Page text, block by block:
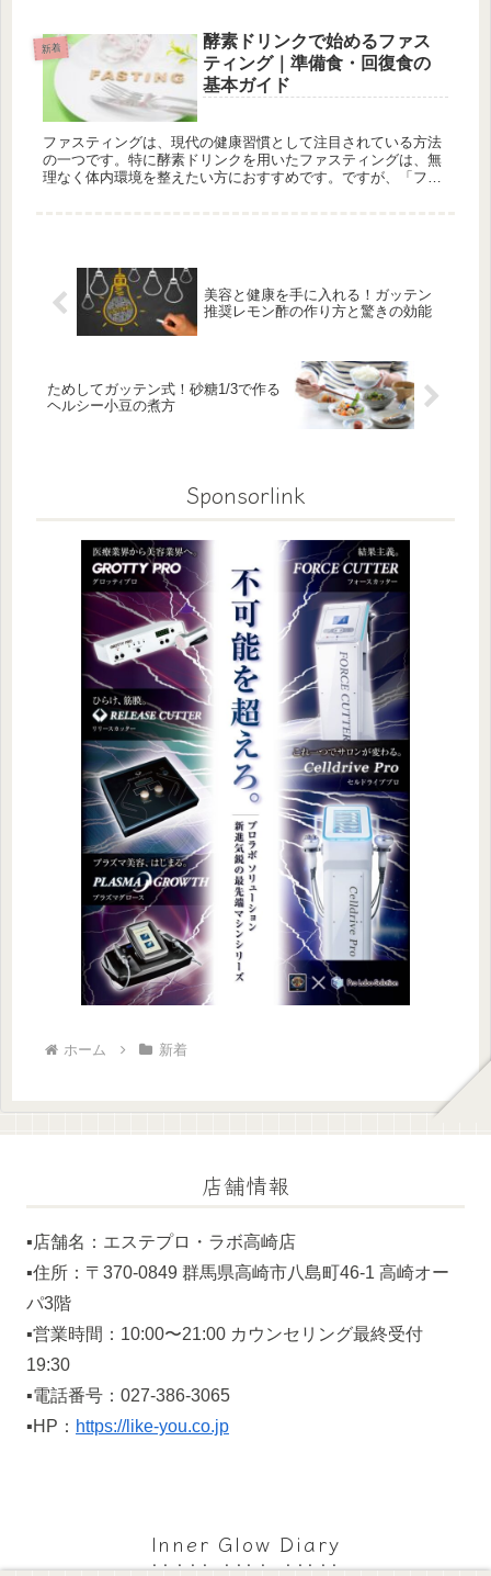
新着
酵素ドリンクで始めるファス
ティング｜準備食・回復食の
基本ガイド
ファスティングは、現代の健康習慣として注目されている方法
の一つです。特に酵素ドリンクを用いたファスティングは、無
理なく体内環境を整えたい方におすすめです。ですが、「ファ
美容と健康を手に入れる！ガッテン
推奨レモン酢の作り方と驚きの効能
ためしてガッテン式！砂糖1/3で作る
ヘルシー小豆の煮方
Sponsorlink
ホーム 新着
店舗情報
▪️店舗名：エステプロ・ラボ高崎店
▪️住所：〒370-0849 群馬県高崎市八島町46-1 高崎オー
パ3階
▪️営業時間：10:00〜21:00 カウンセリング最終受付
19:30
▪️電話番号：027-386-3065
▪️HP： https://like-you.co.jp
Inner Glow Diary